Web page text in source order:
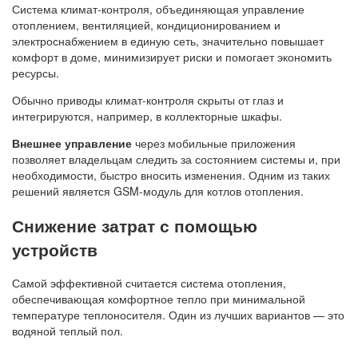
Система климат-контроля, объединяющая управление
отоплением, вентиляцией, кондиционированием и
электроснабжением в единую сеть, значительно повышает
комфорт в доме, минимизирует риски и помогает экономить
ресурсы.
Обычно приводы климат-контроля скрыты от глаз и
интегрируются, например, в коллекторные шкафы.
Внешнее управление через мобильные приложения
позволяет владельцам следить за состоянием системы и, при
необходимости, быстро вносить изменения. Одним из таких
решений является GSM-модуль для котлов отопления.
Снижение затрат с помощью
устройств
Самой эффективной считается система отопления,
обеспечивающая комфортное тепло при минимальной
температуре теплоносителя. Один из лучших вариантов — это
водяной теплый пол.